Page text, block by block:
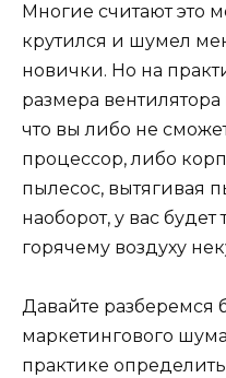
Многие считают это
крутился и шумел
новички. Но на
размера
что вы либо не
процессор, либо
пылесос, вытягивая
наоборот, у вас
горячему воздуху
Давайте
маркетингового
практике